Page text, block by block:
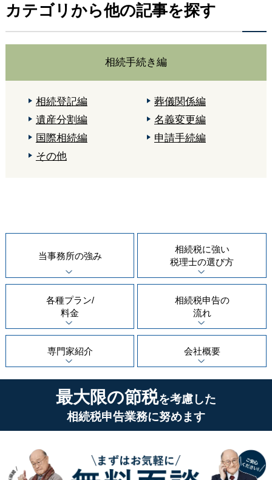
カテゴリから他の記事を探す
相続手続き編
相続登記編
葬儀関係編
遺産分割編
名義変更編
国際相続編
申請手続編
その他
当事務所の強み
相続税に強い
税理士の選び方
各種プラン/
料金
相続税申告の
流れ
専門家紹介 会社概要
最大限の節税を考慮した
相続税申告業務に努めます